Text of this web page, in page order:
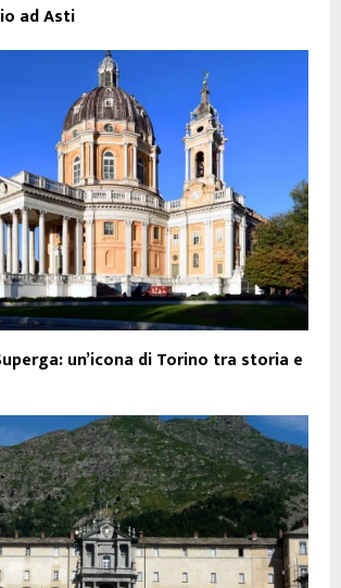
ad Asti
un’icona di Torino tra storia e